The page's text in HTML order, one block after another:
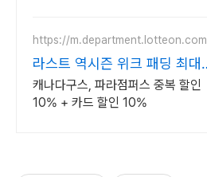
https://m.department.lotteon.com
라스트 역시즌 위크 패딩 최대
74% 할인
캐나다구스, 파라점퍼스 중복 할인
10% + 카드 할인 10%